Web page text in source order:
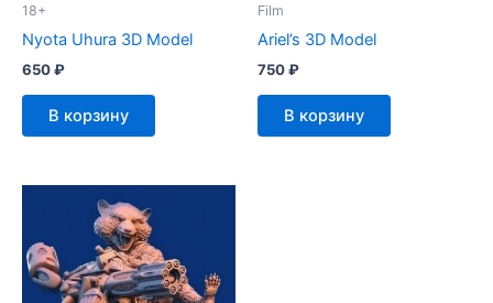
18+
Nyota Uhura 3D Model
650₽
В корзину
Film
Ariel’s 3D Model
750₽
В корзину